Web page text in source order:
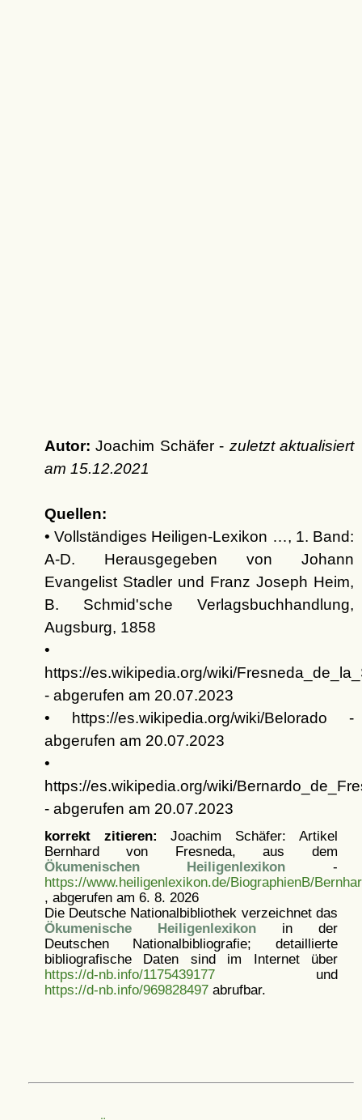
Autor: Joachim Schäfer - zuletzt aktualisiert
am 15.12.2021
Quellen:
• Vollständiges Heiligen-Lexikon …, 1. Band:
A-D. Herausgegeben von Johann
Evangelist Stadler und Franz Joseph Heim,
B. Schmid'sche Verlagsbuchhandlung,
Augsburg, 1858
•
https://es.wikipedia.org/wiki/
- abgerufen am 20.07.2023
• https://es.wikipedia.org/wiki/Belorado -
abgerufen am 20.07.2023
•
https://es.wikipedia.org/wiki/
- abgerufen am 20.07.2023
korrekt zitieren: Joachim Schäfer: Artikel
Bernhard von Fresneda, aus dem
Ökumenischen Heiligenlexikon -
https://www.heiligenlexikon.de/BiographienB/
, abgerufen am 6. 8. 2026
Die Deutsche Nationalbibliothek verzeichnet das
Ökumenische Heiligenlexikonin der
Deutschen Nationalbibliografie; detaillierte
bibliografische Daten sind im Internet über
https://d-nb.info/1175439177und
https://d-nb.info/969828497abrufbar.